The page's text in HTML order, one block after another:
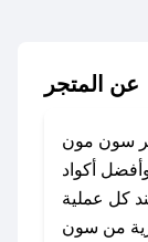
عن المتجر
سون مون
أكواد
كل عملية
من سون